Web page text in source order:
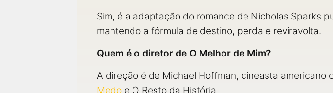
Sim, é a adaptação do romance de Nicholas Sparks
mantendo a fórmula de destino, perda e reviravolta.
Quem é o diretor de O Melhor de Mim?
A direção é de Michael Hoffman, cineasta americano
Medo e O Resto da História.